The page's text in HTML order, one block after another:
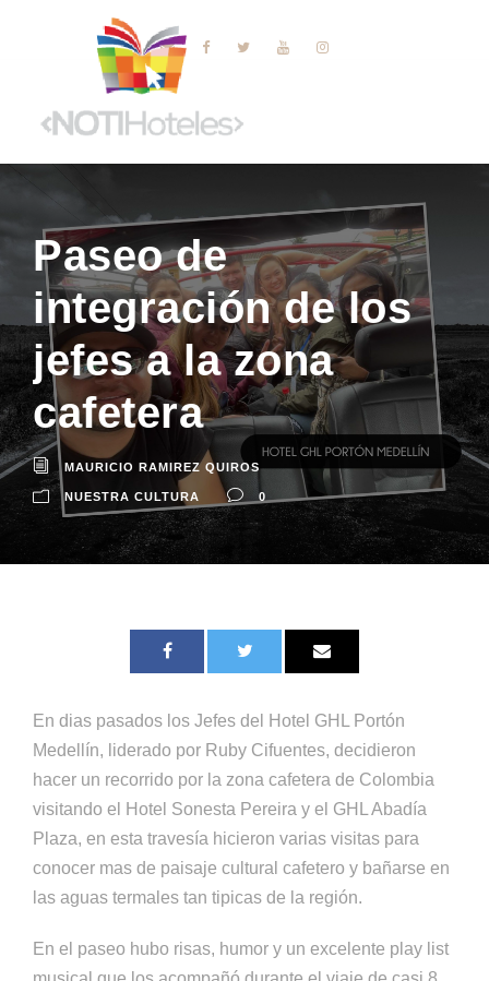
Paseo de
integración de los
jefes a la zona
cafetera
MAURICIO RAMIREZ QUIROS
NUESTRA CULTURA 0
En dias pasados los Jefes del Hotel GHL Portón
Medellín, liderado por Ruby Cifuentes, decidieron
hacer un recorrido por la zona cafetera de Colombia
visitando el Hotel Sonesta Pereira y el GHL Abadía
Plaza, en esta travesía hicieron varias visitas para
conocer mas de paisaje cultural cafetero y bañarse en
las aguas termales tan tipicas de la región.
En el paseo hubo risas, humor y un excelente play list